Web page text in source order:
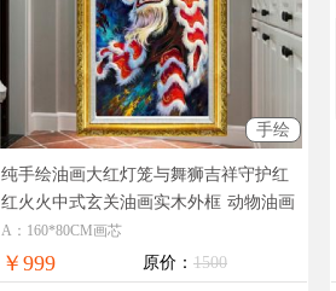
手绘
纯手绘油画大红灯笼与舞狮吉祥守护红
红火火中式玄关油画实木外框 动物油画
A：160*80CM画芯
￥999 原价： 1500